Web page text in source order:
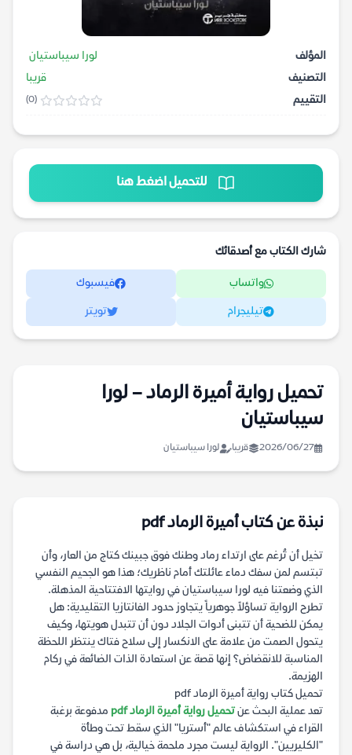
المؤلف
لورا سيباستيان
التصنيف
قريبا
التقييم
(0)
للتحميل اضغط هنا
شارك الكتاب مع أصدقائك
واتساب فيسبوك
تيليجرام تويتر
تحميل رواية أميرة الرماد – لورا
سيباستيان
2026/06/27 قريبا لورا سيباستيان
نبذة عن كتاب أميرة الرماد pdf
تخيل أن تُرغم على ارتداء رماد وطنك فوق جبينك كتاج من العار، وأن
تبتسم لمن سفك دماء عائلتك أمام ناظريك؛ هذا هو الجحيم النفسي
الذي وضعتنا فيه لورا سيباستيان في روايتها الافتتاحية المذهلة.
تطرح الرواية تساؤلاً جوهرياً يتجاوز حدود الفانتازيا التقليدية: هل
يمكن للضحية أن تتبنى أدوات الجلاد دون أن تتبدل هويتها، وكيف
يتحول الصمت من علامة على الانكسار إلى سلاح فتاك ينتظر اللحظة
المناسبة للانقضاض؟ إنها قصة عن استعادة الذات الضائعة في ركام
الهزيمة.
تحميل كتاب رواية أميرة الرماد pdf
تعد عملية البحث عنتحميل رواية أميرة الرماد pdf
مدفوعة برغبة
القراء في استكشاف عالم "أستريا" الذي سقط تحت وطأة
"الكليريين". الرواية ليست مجرد ملحمة خيالية، بل هي دراسة في